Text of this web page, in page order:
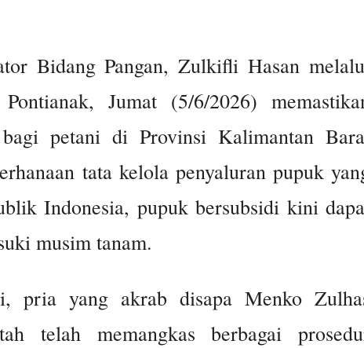
Bidang Pangan, Zulkifli Hasan
Jumat (5/6/2026)
petani di Provinsi Kalimantan
tata kelola penyaluran pupuk
Indonesia, pupuk bersubsidi kini
musim tanam.
pria yang akrab disapa Menko
telah memangkas berbagai